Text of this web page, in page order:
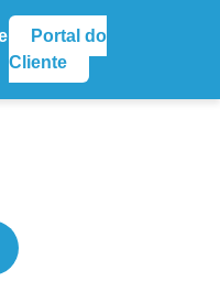
Portal do
Cliente